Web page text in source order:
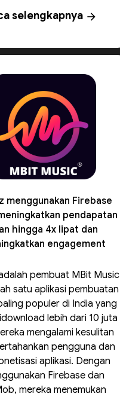
selengkapnya arrow_forward
menggunakan Firebase
pendapatan
hingga 4x lipat dan
engagement
pembuat MBit Music
satu aplikasi pembuatan
populer di India yang
lebih dari 10 juta
mengalami kesulitan
pengguna dan
aplikasi. Dengan
Firebase dan
mereka menemukan